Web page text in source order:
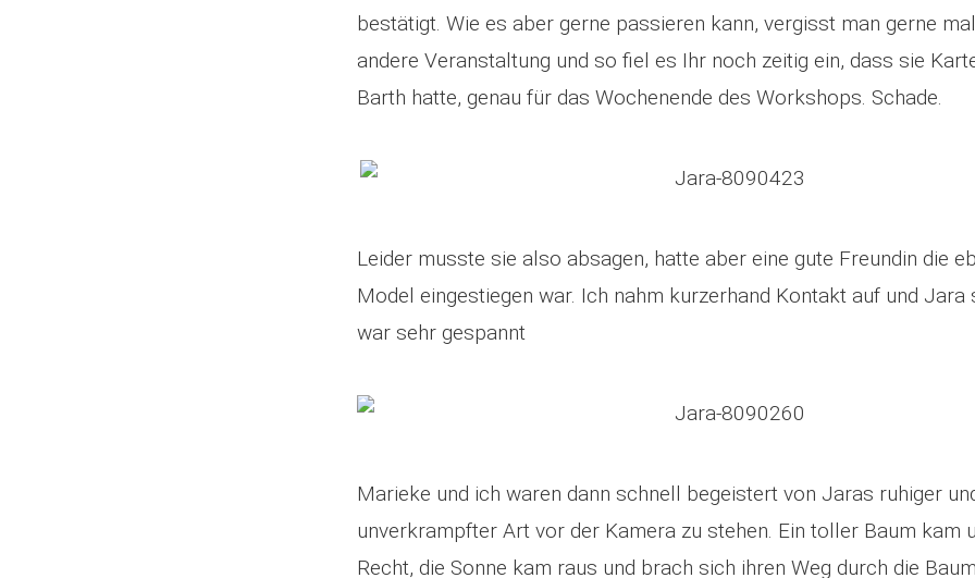
bestätigt. Wie es aber gerne passieren kann, vergisst man gerne
andere Veranstaltung und so fiel es Ihr noch zeitig ein, dass sie
Barth hatte, genau für das Wochenende des Workshops. Schade.
Leider musste sie also absagen, hatte aber eine gute Freundin die
Model eingestiegen war. Ich nahm kurzerhand Kontakt auf und Jara
war sehr gespannt
Marieke und ich waren dann schnell begeistert von Jaras ruhiger
unverkrampfter Art vor der Kamera zu stehen. Ein toller Baum kam
Recht, die Sonne kam raus und brach sich ihren Weg durch die